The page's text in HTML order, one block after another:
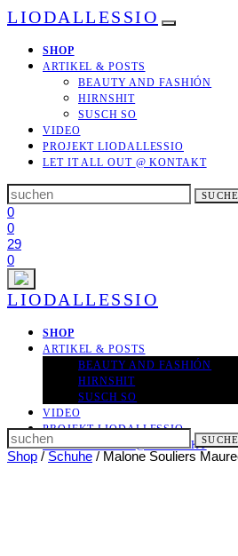
LIODALLESSIO
SHOP
ARTIKEL & POSTS
BEAUTY AND FASHIÓN
HIRNSHIT
SUSCH SO
VIDEO
PROJEKT LIODALLESSIO
LET IT ALL OUT @ KONTAKT
Search
for:
0
0
29
0
LIODALLESSIO
SHOP
ARTIKEL & POSTS
BEAUTY AND FASHIÓN
HIRNSHIT
SUSCH SO
VIDEO
PROJEKT LIODALLESSIO
LET IT ALL OUT@ KONTAKT
Search
for:
Shop / Schuhe / Malone Souliers